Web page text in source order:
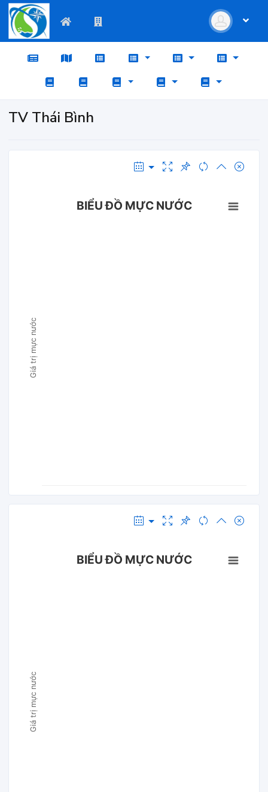
TV Thái Bình
Giá trị mực nước
BIỂU ĐỒ MỰC NƯỚC
Giá trị mực nước
BIỂU ĐỒ MỰC NƯỚC